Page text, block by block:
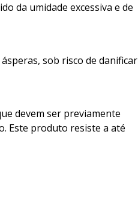
da umidade excessiva e de
sob risco de danificar
devem ser previamente
Este produto resiste a até